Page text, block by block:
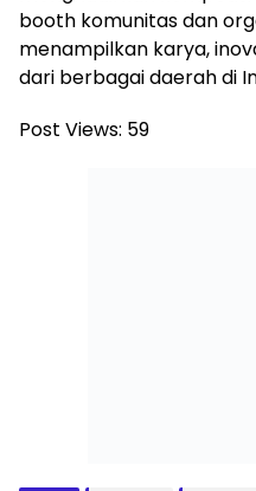
booth komunitas dan
menampilkan karya,
dari berbagai daerah di
Post Views: 59